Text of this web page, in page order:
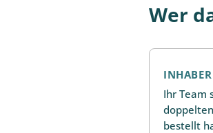
Wer
INHABER
Ihr Team
bestellt